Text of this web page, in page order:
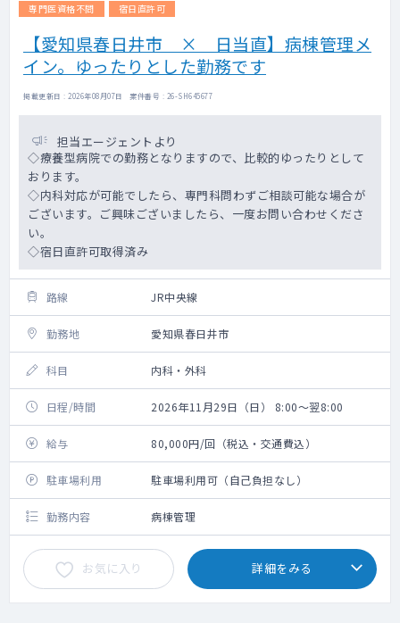
専門医資格不問
宿日直許可
【愛知県春日井市 × 日当直】病棟管理メ
イン。ゆったりとした勤務です
掲載更新日 : 2026年08月07日 案件番号 : 26-SH645677
担当エージェントより
◇療養型病院での勤務となりますので、比較的ゆったりとして
おります。
◇内科対応が可能でしたら、専門科問わずご相談可能な場合が
ございます。ご興味ございましたら、一度お問い合わせくださ
い。
◇宿日直許可取得済み
路線 JR中央線
勤務地 愛知県春日井市
科目 内科・外科
日程/時間 2026年11月29日（日） 8:00～翌8:00
給与 80,000円/回（税込・交通費込）
駐車場利用 駐車場利用可（自己負担なし）
勤務内容 病棟管理
お気に入り 詳細をみる